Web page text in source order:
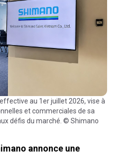
et commerciales de sa
défis du marché. © Shimano
annonce une